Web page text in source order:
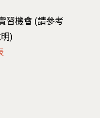
習機會 (請參考
)